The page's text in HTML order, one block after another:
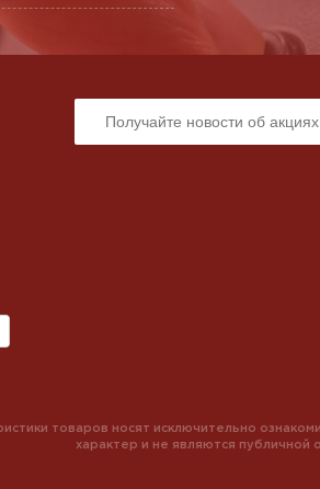
товаров носят исключительно
характер и не являются публичной